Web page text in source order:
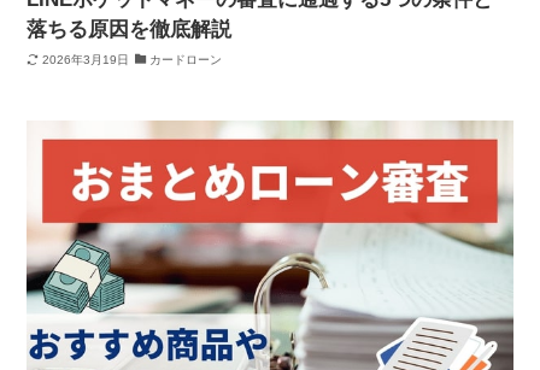
落ちる原因を徹底解説
2026年3月19日 カードローン